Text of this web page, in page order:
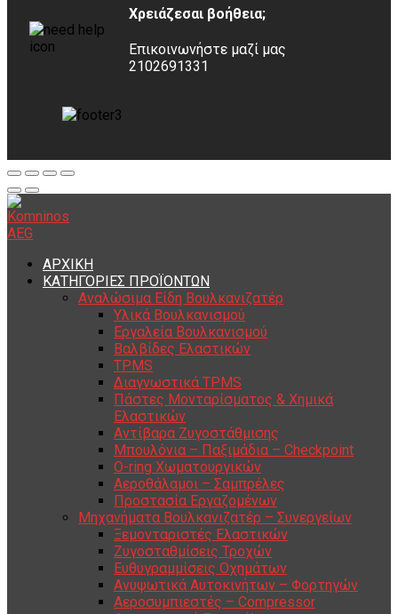
Χρειάζεσαι βοήθεια;
Επικοινωνήστε μαζί μας
2102691331
ΑΡΧΙΚΗ
ΚΑΤΗΓΟΡΙΕΣ ΠΡΟΪΟΝΤΩΝ
Αναλώσιμα Είδη Βουλκανιζατέρ
Υλικά Βουλκανισμού
Εργαλεία Βουλκανισμού
Βαλβίδες Ελαστικών
TPMS
Διαγνωστικά TPMS
Πάστες Μονταρίσματος & Χημικά
Ελαστικών
Αντίβαρα Ζυγοστάθμισης
Μπουλόνια – Παξιμάδια – Checkpoint
O-ring Χωματουργικών
Αεροθάλαμοι – Σαμπρέλες
Προστασία Εργαζομένων
Μηχανήματα Βουλκανιζατέρ – Συνεργείων
Ξεμονταριστές Ελαστικών
Ζυγοσταθμίσεις Τροχών
Ευθυγραμμίσεις Οχημάτων
Ανυψωτικά Αυτοκινήτων – Φορτηγών
Αεροσυμπιεστές – Compressor